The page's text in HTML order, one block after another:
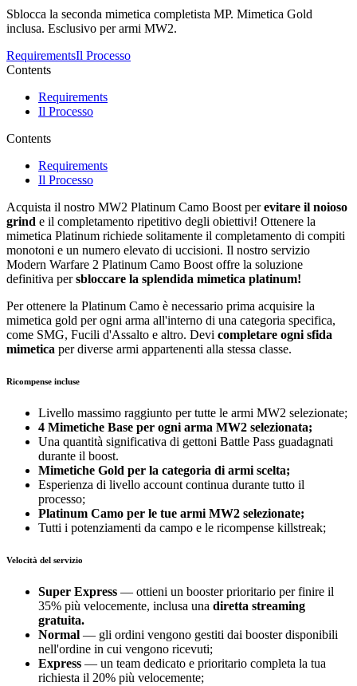
Sblocca la seconda mimetica completista MP. Mimetica Gold
inclusa. Esclusivo per armi MW2.
RequirementsIl Processo
Contents
Requirements
Il Processo
Contents
Requirements
Il Processo
Acquista il nostro MW2 Platinum Camo Boost perevitare il noioso
grind e il completamento ripetitivo degli obiettivi! Ottenere la
mimetica Platinum richiede solitamente il completamento di compiti
monotoni e un numero elevato di uccisioni. Il nostro servizio
Modern Warfare 2 Platinum Camo Boost offre la soluzione
definitiva persbloccare la splendida mimetica platinum!
Per ottenere la Platinum Camo è necessario prima acquisire la
mimetica gold per ogni arma all'interno di una categoria specifica,
come SMG, Fucili d'Assalto e altro. Devi completare ogni sfida
mimetica per diverse armi appartenenti alla stessa classe.
Ricompense incluse
Livello massimo raggiunto per tutte le armi MW2 selezionate;
4 Mimetiche Base per ogni arma MW2 selezionata;
Una quantità significativa di gettoni Battle Pass guadagnati
durante il boost.
Mimetiche Gold per la categoria di armi scelta;
Esperienza di livello account continua durante tutto il
processo;
Platinum Camo per le tue armi MW2 selezionate;
Tutti i potenziamenti da campo e le ricompense killstreak;
Velocità del servizio
Super Express — ottieni un booster prioritario per finire il
35% più velocemente, inclusa una diretta streaming
gratuita.
Normal — gli ordini vengono gestiti dai booster disponibili
nell'ordine in cui vengono ricevuti;
Express — un team dedicato e prioritario completa la tua
richiesta il 20% più velocemente;